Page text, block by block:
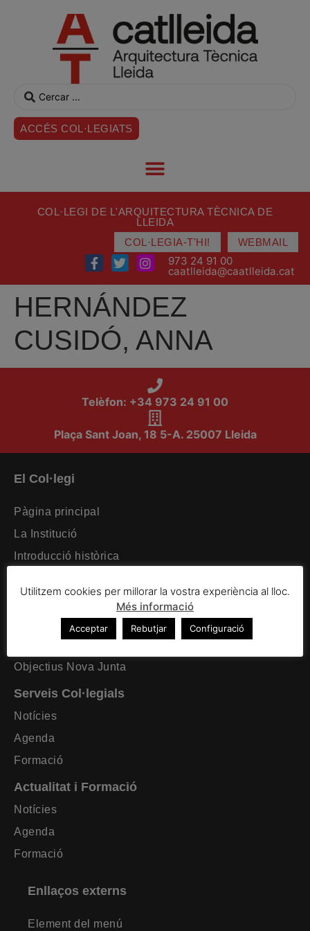
ACCÉS COL·LEGIATS
COL·LEGI DE L'ARQUITECTURA TÈCNICA DE
LLEIDA
COL·LEGIA-T'HI!
WEBMAIL
973 24 91 00
caatlleida@caatlleida.cat
HERNÁNDEZ
CUSIDÓ, ANNA
Telèfon: +34 973 24 91 00
Plaça Sant Joan, 18 5-A. 25007 Lleida
El Col·legi
Pàgina principal
La Institució
Introducció històrica
Organització col·legial
Formació requerida
Objectius Nova Junta
Serveis Col·legials
Notícies
Agenda
Formació
Actualitat i Formació
Notícies
Agenda
Formació
Enllaços externs
Element del menú
Utilitzem cookies per millorar la vostra experiència al lloc.
Més informació
Acceptar Rebutjar Configuració